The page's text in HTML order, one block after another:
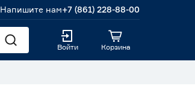
Напишите нам+7 (861) 228-88-00
Войти Корзина